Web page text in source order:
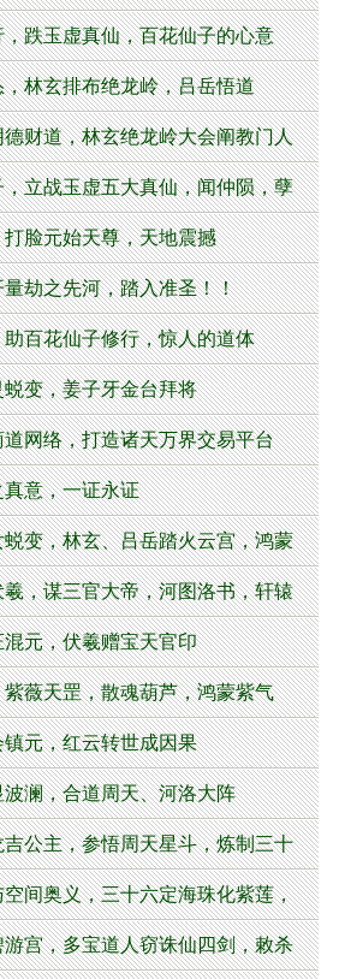
跌玉虚真仙，百花仙子的心意
林玄排布绝龙岭，吕岳悟道
财道，林玄绝龙岭大会阐教门人
立战玉虚五大真仙，闻仲陨，孽
脸元始天尊，天地震撼
劫之先河，踏入准圣！！
百花仙子修行，惊人的道体
变，姜子牙金台拜将
网络，打造诸天万界交易平台
意，一证永证
变，林玄、吕岳踏火云宫，鸿蒙
，谋三官大帝，河图洛书，轩辕
元，伏羲赠宝天官印
薇天罡，散魂葫芦，鸿蒙紫气
元，红云转世成因果
澜，合道周天、河洛大阵
公主，参悟周天星斗，炼制三十
间奥义，三十六定海珠化紫莲，
宫，多宝道人窃诛仙四剑，敕杀